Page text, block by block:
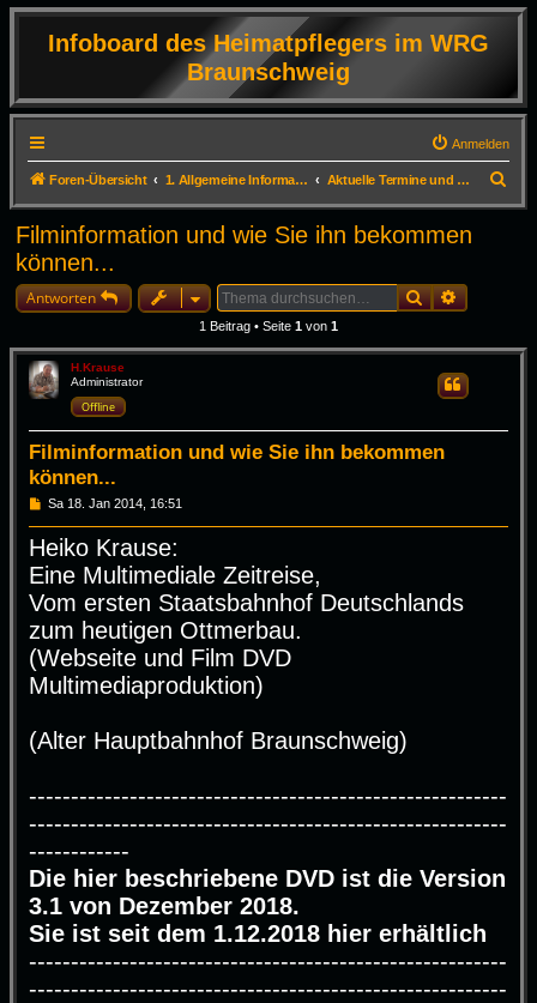
Infoboard des Heimatpflegers im WRG
Braunschweig
Anmelden
Foren-Übersicht 1. Allgemeine Informationen Aktuelle Termine und Infos zum Erhalt der DVD
u
Filminformation und wie Sie ihn bekommen
können...
Antworten SucheErweiterte
1 Beitrag • Seite 1 von 1
H.Krause
Administrator
Offline
Filminformation und wie Sie ihn bekommen
können...
Zitieren
B
t
r
a
g
Sa 18. Jan 2014, 16:51
Heiko Krause:
Eine Multimediale Zeitreise,
Vom ersten Staatsbahnhof Deutschlands
zum heutigen Ottmerbau.
(Webseite und Film DVD
Multimediaproduktion)
(Alter Hauptbahnhof Braunschweig)
---------------------------------------------------------
---------------------------------------------------------
------------
Die hier beschriebene DVD ist die Version
3.1 von Dezember 2018.
Sie ist seit dem 1.12.2018 hier erhältlich
---------------------------------------------------------
---------------------------------------------------------